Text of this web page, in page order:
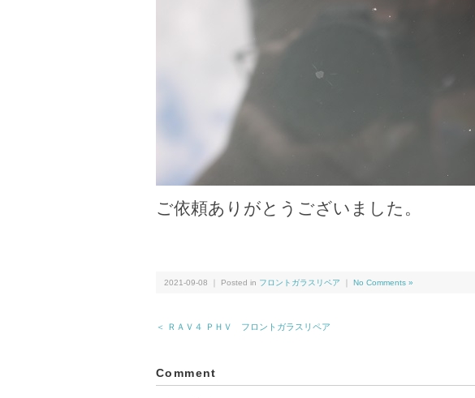
ご依頼ありがとうございました。
2021-09-08 ｜ Posted in フロントガラスリペア No Comments »
＜ ＲＡＶ４ ＰＨＶ フロントガラスリペア
Comment